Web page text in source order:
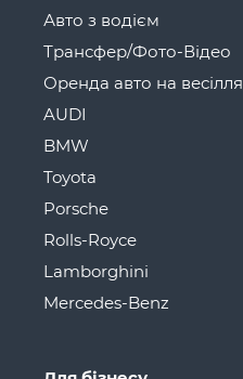
Авто з водієм
Трансфер/Фото-Відео
Оренда авто на весілля
AUDI
BMW
Toyota
Porsche
Rolls-Royce
Lamborghini
Mercedes-Benz